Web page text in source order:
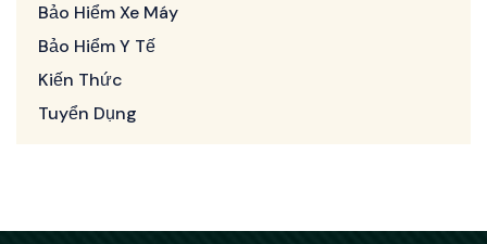
Bảo Hiểm Xe Máy
Bảo Hiểm Y Tế
Kiến Thức
Tuyển Dụng